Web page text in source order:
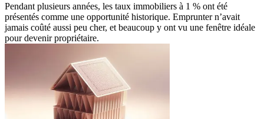
Pendant plusieurs années, les taux immobiliers à 1 % ont été
présentés comme une opportunité historique. Emprunter n’avait
jamais coûté aussi peu cher, et beaucoup y ont vu une fenêtre idéale
pour devenir propriétaire.